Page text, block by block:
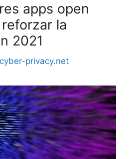
apps open
la
2021
cyber-privacy.net